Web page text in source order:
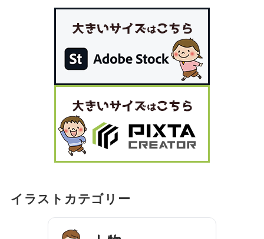
イラストカテゴリー